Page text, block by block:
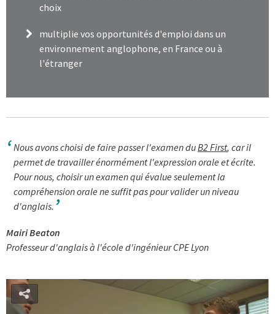
choix
multiplie vos opportunités d'emploi dans un
environnement anglophone, en France ou à
l'étranger
Nous avons choisi de faire passer l'examen duB2 First, car il
permet de travailler énormément l'expression orale et écrite.
Pour nous, choisir un examen qui évalue seulement la
compréhension orale ne suffit pas pour valider un niveau
d'anglais.
Mairi Beaton
Professeur d'anglais à l'école d'ingénieur CPE Lyon